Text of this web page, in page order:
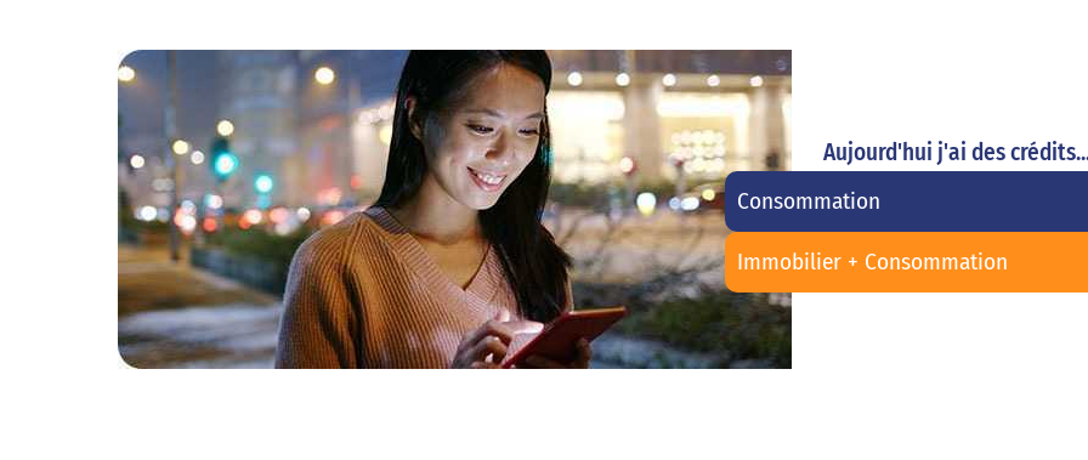
Aujourd'hui j'ai des
Consommation
Immobilier + Consommation